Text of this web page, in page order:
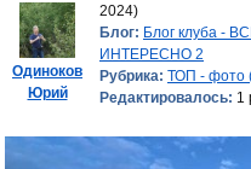
Одиноков
Юрий
2024)
Блог: Блог клуба -
ИНТЕРЕСНО 2
Рубрика: ТОП - фото
Редактировалось: 1